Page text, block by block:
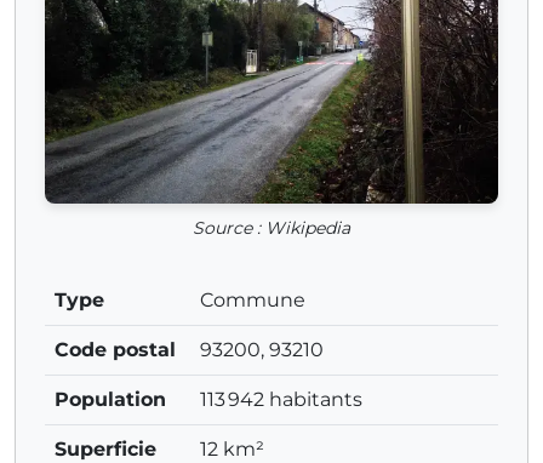
Source : Wikipedia
Type Commune
Code postal 93200, 93210
Population 113 942 habitants
Superficie 12 km²